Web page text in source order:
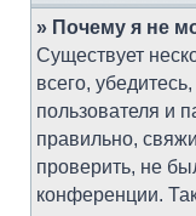
» Почему я не
Существует
всего,
пользователя и
правильно,
проверить, не
конференции.